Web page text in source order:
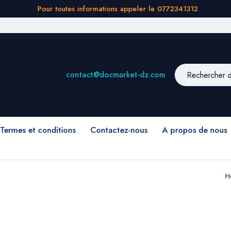
Pour toutes informations appeler le 0772341312
contact@docmarket-dz.com
Termes et conditions Contactez-nous
A propos de nous